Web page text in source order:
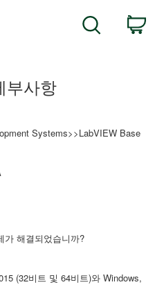
Search
부사항
Systems>>LabVIEW Base
가 해결되었습니까?
(32비트 및 64비트)와 Windows,